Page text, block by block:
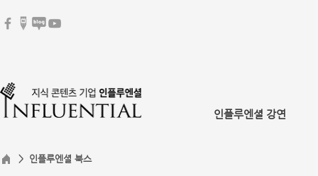
인플루엔셜 강연
> 인플루엔셜 북스